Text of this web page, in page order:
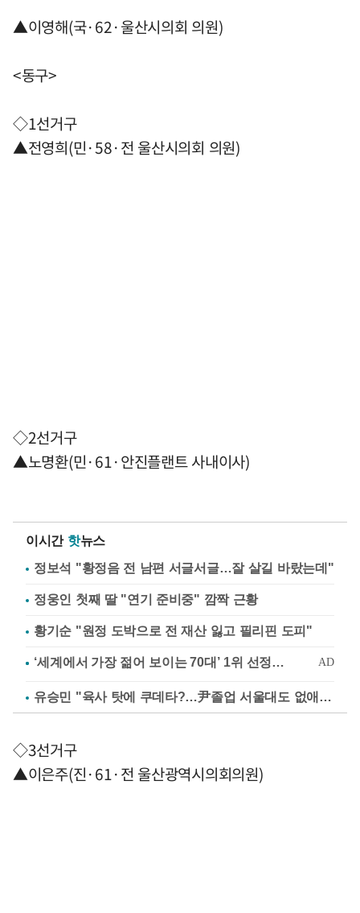
▲이영해(국·62·울산시의회 의원)
<동구>
◇1선거구
▲전영희(민·58·전 울산시의회 의원)
◇2선거구
▲노명환(민·61·안진플랜트 사내이사)
이시간 핫뉴스
정보석 "황정음 전 남편 서글서글…잘 살길 바랐는데"
정웅인 첫째 딸 "연기 준비중" 깜짝 근황
황기순 "원정 도박으로 전 재산 잃고 필리핀 도피"
유승민 "육사 탓에 쿠데타?…尹졸업 서울대도 없애나"
◇3선거구
▲이은주(진·61·전 울산광역시의회의원)